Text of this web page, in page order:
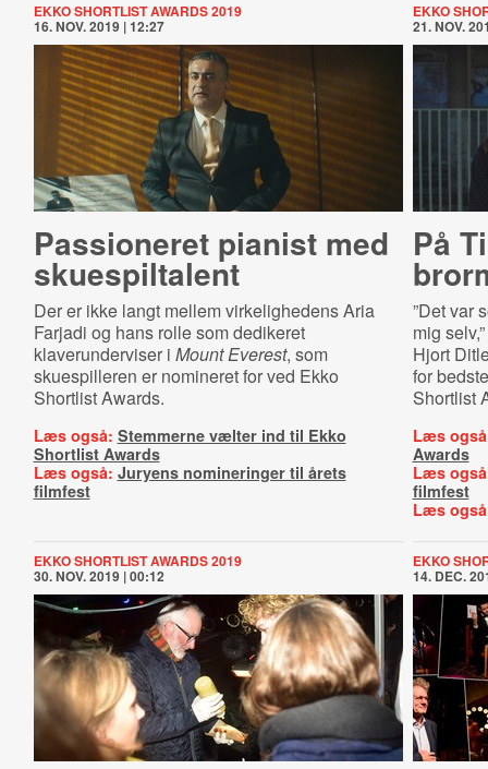
EKKO SHORTLIST AWARDS 2019
16. NOV. 2019 | 12:27
Passioneret pianist med
skuespiltalent
Der er ikke langt mellem virkelighedens Aria
Farjadi og hans rolle som dedikeret
klaverunderviser i Mount Everest, som
skuespilleren er nomineret for ved Ekko
Shortlist Awards.
Læs også: Stemmerne vælter ind til Ekko
Shortlist Awards
Læs også: Juryens nomineringer til årets
filmfest
EKKO
21. NOV.
På
”Det var
mig
Hjort
for
Shortlist
Læs
Awards
Læs
filmfest
Læs
EKKO SHORTLIST AWARDS 2019
30. NOV. 2019 | 00:12
EKKO
14. DEC.